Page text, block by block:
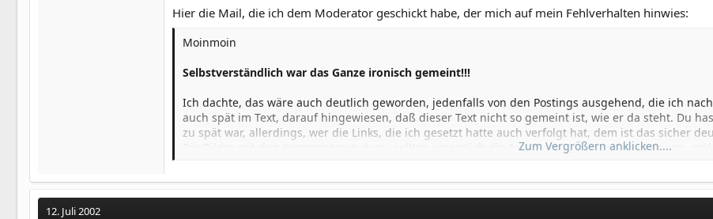
Hier die Mail, die ich dem Moderator geschickt habe, der mich auf mein Fehlverhalten hinwies:
Moinmoin
Selbstverständlich war das Ganze ironisch gemeint!!!
Ich dachte, das wäre auch deutlich geworden, jedenfalls von den Postings ausgehend, die ich
auch spät im Text, darauf hingewiesen, daß dieser Text nicht so gemeint ist, wie er da steht. Du
zu spät war, allerdings, wer die Links, die ich gesetzt hatte auch verfolgt hat, dem ist das sicher
Die Bilder mit den Kommentaren dazu, sollten eigentlich die Auschwitz-Leugner dazu bringen,
Zum Vergrößern anklicken....
12. Juli 2002